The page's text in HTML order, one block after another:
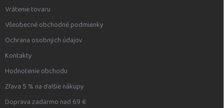
Vrátenie tovaru
Všeobecné obchodné podmienky
Ochrana osobných údajov
Kontakty
Hodnotenie obchodu
Zľava 5 % na ďalšie nákupy
Doprava zadarmo nad 69 €